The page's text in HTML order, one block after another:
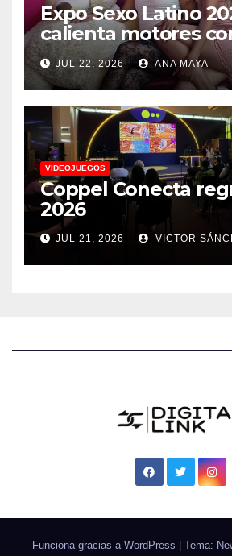
Expo Sexo Latino
calienta motores
conferencia de
anuncia actividades
todos los gustos
JUL 22, 2026 ANA MAYA
VIDEOJUEGOS
Coppel Conecta
2026
JUL 21, 2026 VICTOR
Funciona gracias a WordPress Tema: